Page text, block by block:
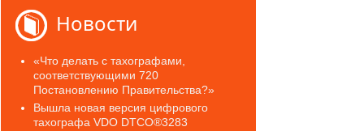
Новости
«Что делать с тахографами,
соответствующими 720
Постановлению Правительства?»
Вышла новая версия цифрового
тахографа VDO DTCO®3283